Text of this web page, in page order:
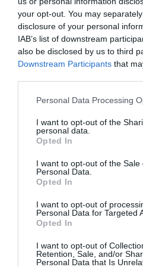
your opt-out. You may
disclosure of your personal
IAB’s list of downstream
also be disclosed by us to third
Downstream Participants that
Personal Data Processing
I want to opt-out of the
personal data.
Opted In
I want to opt-out of the Sale
Personal Data.
Opted In
I want to opt-out of
Personal Data for Targeted
Opted In
I want to opt-out of
Retention, Sale, and/or
Personal Data that Is
Next Generation.
Malgrat que en general
econòmiques per a
favorables, el Govern
riscos com la guerra
l'Orient Mitjà, l'enduriment
financeres o la inestabilitat
pressupostària en països
previsions apunten que
ocupació, però a un ritme
anys anteriors.
110.000 nous llocs de